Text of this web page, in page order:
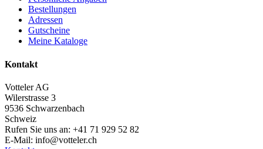
Bestellungen
Adressen
Gutscheine
Meine Kataloge
Kontakt
Votteler AG
Wilerstrasse 3
9536 Schwarzenbach
Schweiz
Rufen Sie uns an: +41 71 929 52 82
E-Mail: info@votteler.ch